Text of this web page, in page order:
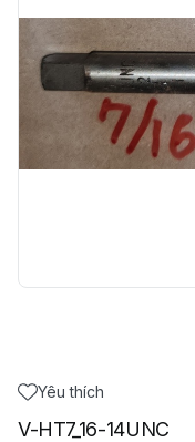
Yêu thích
V-HT7_16-14UNC